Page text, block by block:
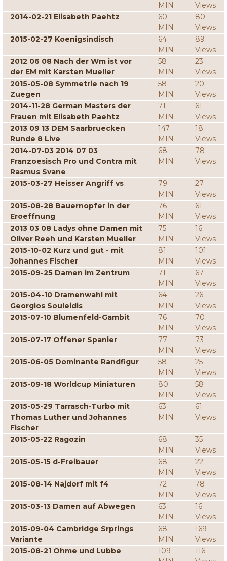
MIN
Views
2014-02-21 Elisabeth Paehtz
60
MIN
80
Views
2015-02-27 Koenigsindisch
64
MIN
89
Views
2012 06 08 Nach der Wm ist vor
der EM mit Karsten Mueller
58
MIN
23
Views
2015-05-08 Symmetrie nach 19
Zuegen
58
MIN
20
Views
2014-11-28 German Masters der
Frauen mit Elisabeth Paehtz
71
MIN
61
Views
2013 09 13 DEM Saarbruecken
Runde 8 Live
147
MIN
18
Views
2014-07-03 2014 07 03
Franzoesisch Pro und Contra mit
Rasmus Svane
68
MIN
78
Views
2015-03-27 Heisser Angriff vs
79
MIN
27
Views
2015-08-28 Bauernopfer in der
Eroeffnung
76
MIN
61
Views
2013 03 08 Ladys ohne Damen mit
Oliver Reeh und Karsten Mueller
75
MIN
16
Views
2015-10-02 Kurz und gut - mit
Johannes Fischer
81
MIN
101
Views
2015-09-25 Damen im Zentrum
71
MIN
67
Views
2015-04-10 Dramenwahl mit
Georgios Souleidis
64
MIN
26
Views
2015-07-10 Blumenfeld-Gambit
76
MIN
70
Views
2015-07-17 Offener Spanier
77
MIN
73
Views
2015-06-05 Dominante Randfigur
58
MIN
25
Views
2015-09-18 Worldcup Miniaturen
80
MIN
58
Views
2015-05-29 Tarrasch-Turbo mit
Thomas Luther und Johannes
Fischer
63
MIN
61
Views
2015-05-22 Ragozin
68
MIN
35
Views
2015-05-15 d-Freibauer
68
MIN
22
Views
2015-08-14 Najdorf mit f4
72
MIN
78
Views
2015-03-13 Damen auf Abwegen
63
MIN
16
Views
2015-09-04 Cambridge Srprings
Variante
68
MIN
169
Views
2015-08-21 Ohme und Lubbe
109
116